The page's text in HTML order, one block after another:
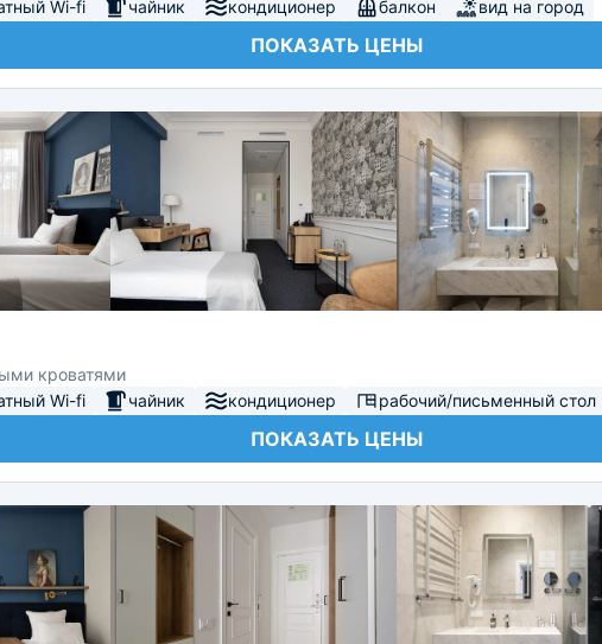
Wi-fi чайник кондиционер балкон вид на город
ПОКАЗАТЬ ЦЕНЫ
кроватями
Wi-fi чайник кондиционер рабочий/письменный стол
ПОКАЗАТЬ ЦЕНЫ